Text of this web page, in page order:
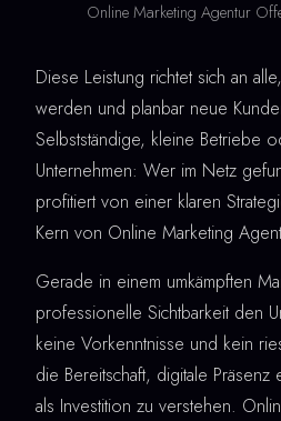
Online Marketing Agentur
Diese Leistung richtet sich an
werden und planbar neue
Selbstständige, kleine Betriebe
Unternehmen: Wer im Netz
profitiert von einer klaren
Kern von Online Marketing
Gerade in einem umkämpften
professionelle Sichtbarkeit den
keine Vorkenntnisse und kein
die Bereitschaft, digitale
als Investition zu verstehen.